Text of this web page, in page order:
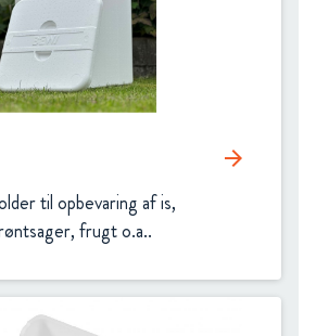
arrow_forward
til opbevaring af is,
frugt o.a..